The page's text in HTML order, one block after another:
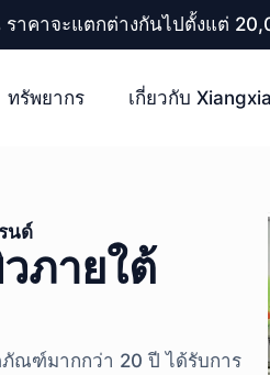
าคาจะแตกต่างกันไปตั้งแต่
ทรัพยากร เกี่ยวกับ
นด์
ภายใต้
ณฑ์มากกว่า 20 ปี ได้รับการ